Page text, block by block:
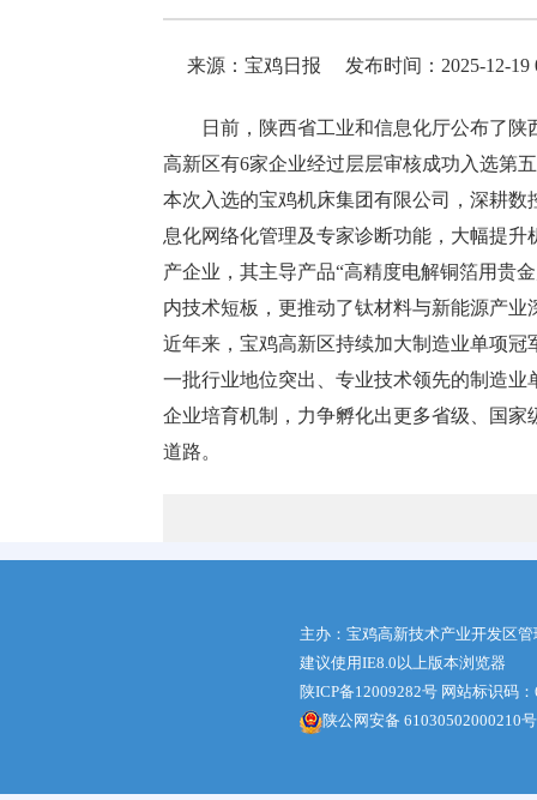
来源：宝鸡日报 发布时间：2025-12-19
日前，陕西省工业和信息化厅公布了
高新区有6家企业经过层层审核成功入选第
本次入选的宝鸡机床集团有限公司，深耕
息化网络化管理及专家诊断功能，大幅提
产企业，其主导产品“高精度电解铜箔用贵
内技术短板，更推动了钛材料与新能源产业
近年来，宝鸡高新区持续加大制造业单项
一批行业地位突出、专业技术领先的制造
企业培育机制，力争孵化出更多省级、国
道路。
主办：宝鸡高新技术产业开发区
建议使用IE8.0以上版本浏览器
陕ICP备12009282号 网站标识码
陕公网安备 61030502000210号